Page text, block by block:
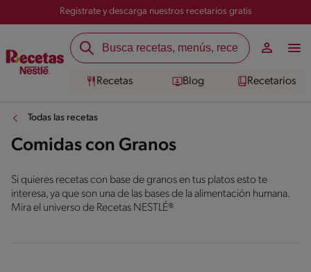
Registrate y descarga nuestros recetarios gratis
Recetas Blog Recetarios
Todas las recetas
Comidas con Granos
Si quieres recetas con base de granos en tus platos esto te
interesa, ya que son una de las bases de la alimentación humana.
Mira el universo de Recetas NESTLÉ®